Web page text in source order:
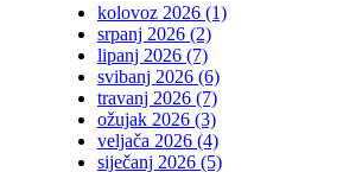
kolovoz 2026 (1)
srpanj 2026 (2)
lipanj 2026 (7)
svibanj 2026 (6)
travanj 2026 (7)
ožujak 2026 (3)
veljača 2026 (4)
siječanj 2026 (5)